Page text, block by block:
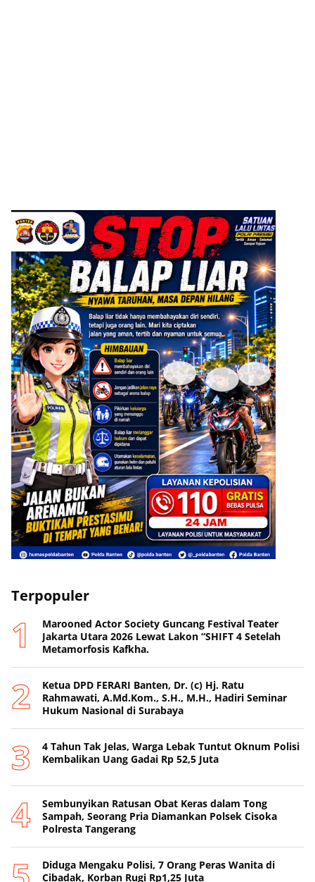
Terpopuler
Marooned Actor Society Guncang Festival Teater
Jakarta Utara 2026 Lewat Lakon “SHIFT 4 Setelah
Metamorfosis Kafkha.
Ketua DPD FERARI Banten, Dr. (c) Hj. Ratu
Rahmawati, A.Md.Kom., S.H., M.H., Hadiri Seminar
Hukum Nasional di Surabaya
4 Tahun Tak Jelas, Warga Lebak Tuntut Oknum Polisi
Kembalikan Uang Gadai Rp 52,5 Juta
Sembunyikan Ratusan Obat Keras dalam Tong
Sampah, Seorang Pria Diamankan Polsek Cisoka
Polresta Tangerang
Diduga Mengaku Polisi, 7 Orang Peras Wanita di
Cibadak, Korban Rugi Rp1,25 Juta